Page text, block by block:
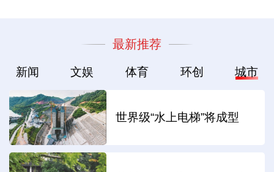
最新推荐
新闻 文娱 体育 环创 城市
世界级“水上电梯”将成型